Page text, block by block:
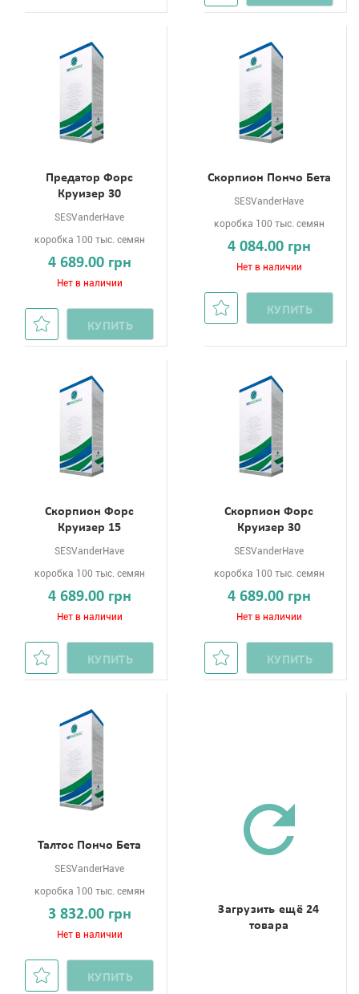
Предатор Форс
Круизер 30
SESVanderHave
коробка 100 тыс. семян
4 689.00 грн
Нет в наличии
КУПИТЬ
Скорпион Пончо Бета
SESVanderHave
коробка 100 тыс. семян
4 084.00 грн
Нет в наличии
КУПИТЬ
Скорпион Форс
Круизер 15
SESVanderHave
коробка 100 тыс. семян
4 689.00 грн
Нет в наличии
КУПИТЬ
Скорпион Форс
Круизер 30
SESVanderHave
коробка 100 тыс. семян
4 689.00 грн
Нет в наличии
КУПИТЬ
Талтос Пончо Бета
SESVanderHave
коробка 100 тыс. семян
3 832.00 грн
Нет в наличии
КУПИТЬ
Загрузить ещё 24
товара